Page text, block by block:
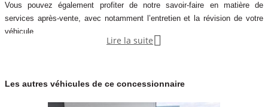
Vous pouvez également profiter de notre savoir-faire en matière de
services après-vente, avec notamment l’entretien et la révision de votre
véhicule.
Notre concession fait partie du réseau de concessions d’Autosphere.fr,
Autosphere.fr c’est l’expérience de concessionnaires reconnus parmi un
Lire la suite 
Les autres véhicules de ce concessionnaire